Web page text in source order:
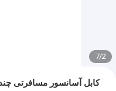
2
/
7